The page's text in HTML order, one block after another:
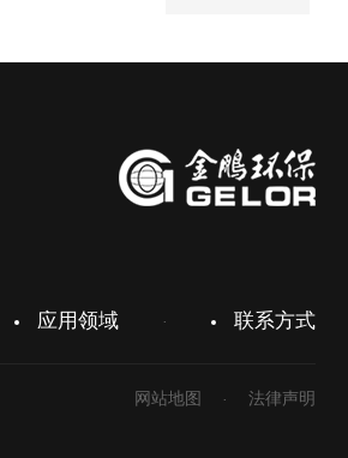
应用领域 联系方式
网站地图 法律声明